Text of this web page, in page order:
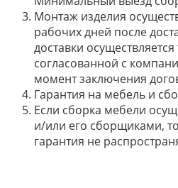
Монтаж изделия
рабочих дней после
доставки
согласованной с
момент заключения
Гарантия на мебель и
Если сборка мебели
и/или его сборщиками,
гарантия не